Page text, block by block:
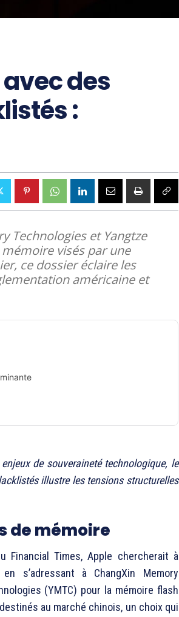
des
:
Technologies et Yangtze
visés par une
ce dossier éclaire les
américaine et
de souveraineté technologique, le
illustre les tensions structurelles
de mémoire
Financial Times, Apple chercherait à
s’adressant à ChangXin Memory
(YMTC) pour la mémoire flash
au marché chinois, un choix qui